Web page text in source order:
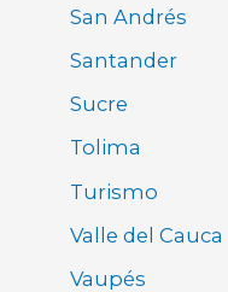
San Andrés
Santander
Sucre
Tolima
Turismo
Valle del Cauca
Vaupés